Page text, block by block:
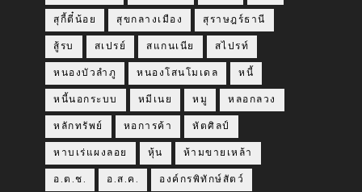
สุกี้ตี๋น้อย สุขกลางเมือง สุราษฎร์ธานี
สู้รบ สเปรย์ สแกนเนีย สไปรท์
หนองบัวลำภู หนองโสนโมเดล หนี้
หนี้นอกระบบ หมีเนย หมู หลอกลวง
หลักทรัพย์ หอการค้า หัตศิลป์
หาบเร่แผงลอย หุ้น ห้ามขายเหล้า
อ.ต.ช. อ.ส.ค. องค์กรพิทักษ์สัตว์